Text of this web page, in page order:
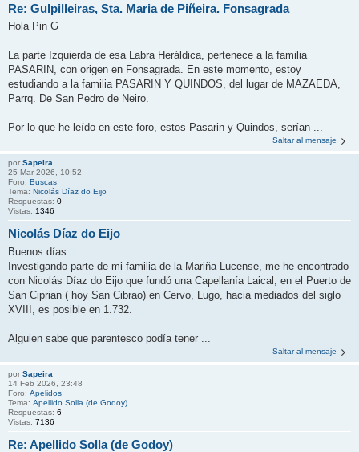
Re: Gulpilleiras, Sta. Maria de Piñeira. Fonsagrada
Hola Pin G
La parte Izquierda de esa Labra Heráldica, pertenece a la familia
PASARIN, con origen en Fonsagrada. En este momento, estoy
estudiando a la familia PASARIN Y QUINDOS, del lugar de MAZAEDA,
Parrq. De San Pedro de Neiro.
Por lo que he leído en este foro, estos Pasarin y Quindos, serían ...
Saltar al mensaje
por Sapeira
25 Mar 2026, 10:52
Foro: Buscas
Tema: Nicolás Díaz do Eijo
Respuestas: 0
Vistas: 1346
Nicolás Díaz do Eijo
Buenos días
Investigando parte de mi familia de la Mariña Lucense, me he encontrado
con Nicolás Díaz do Eijo que fundó una Capellanía Laical, en el Puerto de
San Ciprian ( hoy San Cibrao) en Cervo, Lugo, hacia mediados del siglo
XVIII, es posible en 1.732.
Alguien sabe que parentesco podía tener ...
Saltar al mensaje
por Sapeira
14 Feb 2026, 23:48
Foro: Apelidos
Tema: Apellido Solla (de Godoy)
Respuestas: 6
Vistas: 7136
Re: Apellido Solla (de Godoy)